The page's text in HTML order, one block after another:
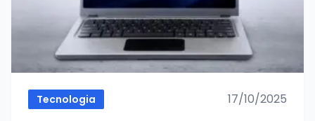
Tecnologia 17/10/2025